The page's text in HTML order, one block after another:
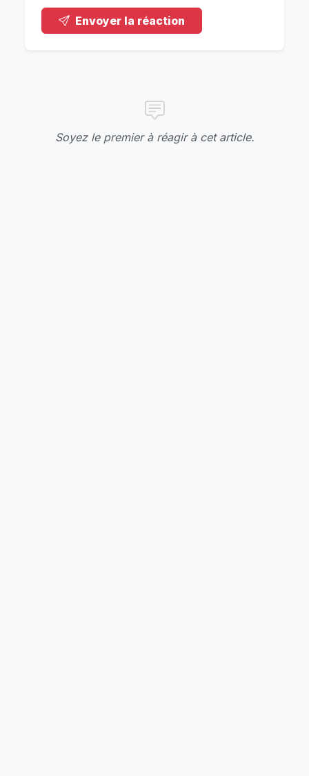
Envoyer la réaction
Soyez le premier à réagir à cet article.